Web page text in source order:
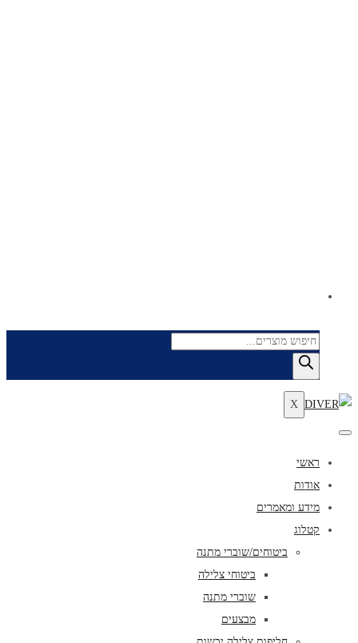
Products
search
X
ראשי
אודות
מידע ומאמרים
קטלוג
ביטוחים/שוברי מתנה
ביטוחי צלילה
שוברי מתנה
מבצעים